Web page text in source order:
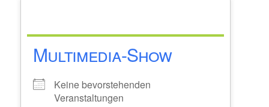
Multimedia-Show
Keine bevorstehenden
Veranstaltungen